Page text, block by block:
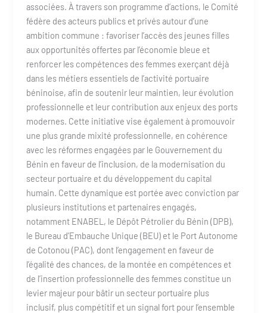
associées. À travers son programme d’actions, le Comité
fédère des acteurs publics et privés autour d’une
ambition commune : favoriser l’accès des jeunes filles
aux opportunités offertes par l’économie bleue et
renforcer les compétences des femmes exerçant déjà
dans les métiers essentiels de l’activité portuaire
béninoise, afin de soutenir leur maintien, leur évolution
professionnelle et leur contribution aux enjeux des ports
modernes. Cette initiative vise également à promouvoir
une plus grande mixité professionnelle, en cohérence
avec les réformes engagées par le Gouvernement du
Bénin en faveur de l’inclusion, de la modernisation du
secteur portuaire et du développement du capital
humain. Cette dynamique est portée avec conviction par
plusieurs institutions et partenaires engagés,
notamment ENABEL, le Dépôt Pétrolier du Bénin (DPB),
le Bureau d’Embauche Unique (BEU) et le Port Autonome
de Cotonou (PAC), dont l’engagement en faveur de
l’égalité des chances, de la montée en compétences et
de l’insertion professionnelle des femmes constitue un
levier majeur pour bâtir un secteur portuaire plus
inclusif, plus compétitif et un signal fort pour l’ensemble